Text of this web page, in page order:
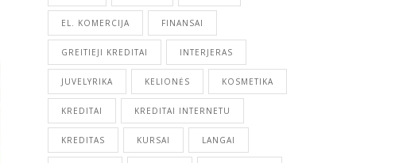
EL. KOMERCIJA FINANSAI
GREITIEJI KREDITAI INTERJERAS
JUVELYRIKA KELIONĖS KOSMETIKA
KREDITAI KREDITAI INTERNETU
KREDITAS KURSAI LANGAI